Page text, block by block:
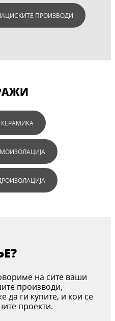
ПРОИЗВОДИ
на сите ваши
производи,
да ги купите, и кои се
проекти.